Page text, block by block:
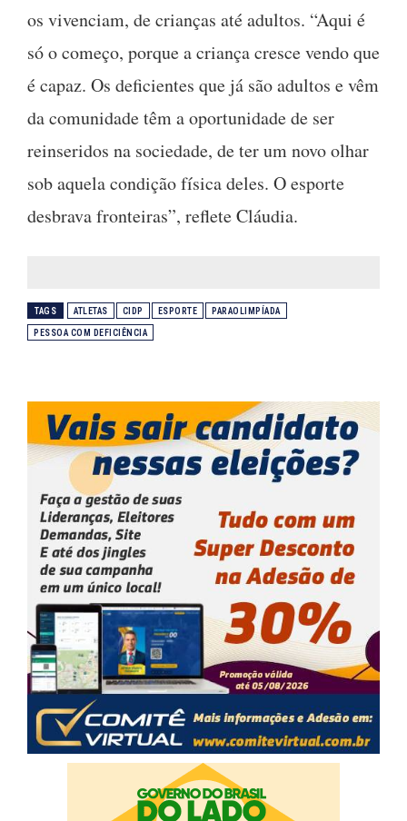
os vivenciam, de crianças até adultos. “Aqui é
só o começo, porque a criança cresce vendo que
é capaz. Os deficientes que já são adultos e vêm
da comunidade têm a oportunidade de ser
reinseridos na sociedade, de ter um novo olhar
sob aquela condição física deles. O esporte
desbrava fronteiras”, reflete Cláudia.
TAGS ATLETAS CIDP ESPORTE PARAOLIMPÍADA
PESSOA COM DEFICIÊNCIA